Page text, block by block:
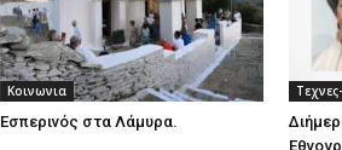
Κοινωνια
Εσπερινός στα Λάμυρα.